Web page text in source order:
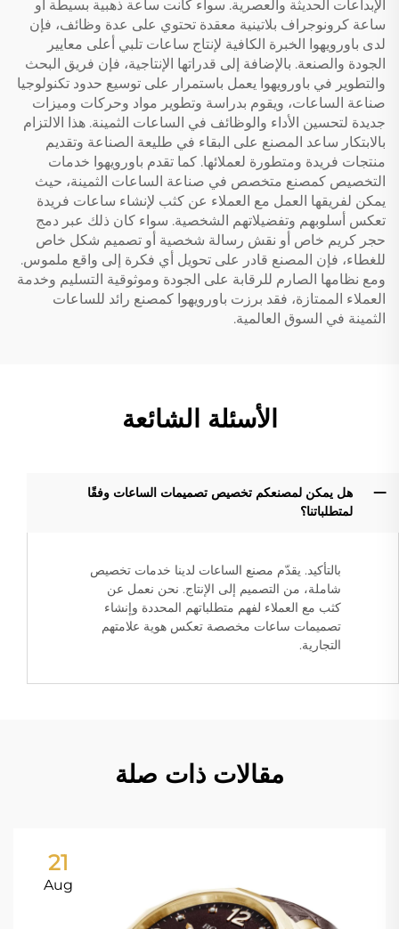
الإبداعات الحديثة والعصرية. سواء كانت ساعة ذهبية بسيطة أو
ساعة كرونوجراف بلاتينية معقدة تحتوي على عدة وظائف، فإن
لدى باورويهوا الخبرة الكافية لإنتاج ساعات تلبي أعلى معايير
الجودة والصنعة. بالإضافة إلى قدراتها الإنتاجية، فإن فريق البحث
والتطوير في باورويهوا يعمل باستمرار على توسيع حدود تكنولوجيا
صناعة الساعات، ويقوم بدراسة وتطوير مواد وحركات وميزات
جديدة لتحسين الأداء والوظائف في الساعات الثمينة. هذا الالتزام
بالابتكار ساعد المصنع على البقاء في طليعة الصناعة وتقديم
منتجات فريدة ومتطورة لعملائها. كما تقدم باورويهوا خدمات
التخصيص كمصنع متخصص في صناعة الساعات الثمينة، حيث
يمكن لفريقها العمل مع العملاء عن كثب لإنشاء ساعات فريدة
تعكس أسلوبهم وتفضيلاتهم الشخصية. سواء كان ذلك عبر دمج
حجر كريم خاص أو نقش رسالة شخصية أو تصميم شكل خاص
للغطاء، فإن المصنع قادر على تحويل أي فكرة إلى واقع ملموس.
ومع نظامها الصارم للرقابة على الجودة وموثوقية التسليم وخدمة
العملاء الممتازة، فقد برزت باورويهوا كمصنع رائد للساعات
الثمينة في السوق العالمية.
الأسئلة الشائعة
هل يمكن لمصنعكم تخصيص تصميمات الساعات وفقًا
لمتطلباتنا؟
بالتأكيد. يقدّم مصنع الساعات لدينا خدمات تخصيص
شاملة، من التصميم إلى الإنتاج. نحن نعمل عن
كثب مع العملاء لفهم متطلباتهم المحددة وإنشاء
تصميمات ساعات مخصصة تعكس هوية علامتهم
التجارية.
مقالات ذات صلة
21
Aug